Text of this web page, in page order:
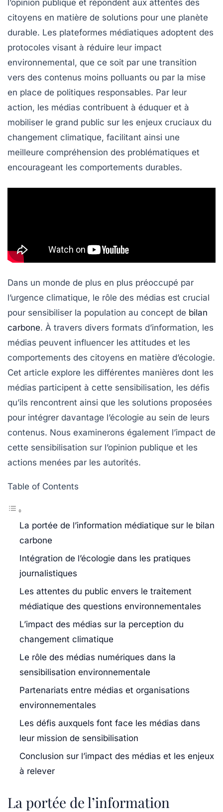
l’opinion publique et répondent aux attentes des
citoyens en matière de solutions pour une planète
durable. Les plateformes médiatiques adoptent des
protocoles visant à réduire leur impact
environnemental, que ce soit par une transition
vers des contenus moins polluants ou par la mise
en place de politiques responsables. Par leur
action, les médias contribuent à éduquer et à
mobiliser le grand public sur les enjeux cruciaux du
changement climatique, facilitant ainsi une
meilleure compréhension des problématiques et
encourageant les comportements durables.
Dans un monde de plus en plus préoccupé par
l’urgence climatique, le rôle des médias est crucial
pour sensibiliser la population au concept de bilan
carbone. À travers divers formats d’information, les
médias peuvent influencer les attitudes et les
comportements des citoyens en matière d’écologie.
Cet article explore les différentes manières dont les
médias participent à cette sensibilisation, les défis
qu’ils rencontrent ainsi que les solutions proposées
pour intégrer davantage l’écologie au sein de leurs
contenus. Nous examinerons également l’impact de
cette sensibilisation sur l’opinion publique et les
actions menées par les autorités.
Table of Contents
La portée de l’information médiatique sur le bilan
carbone
Intégration de l’écologie dans les pratiques
journalistiques
Les attentes du public envers le traitement
médiatique des questions environnementales
L’impact des médias sur la perception du
changement climatique
Le rôle des médias numériques dans la
sensibilisation environnementale
Partenariats entre médias et organisations
environnementales
Les défis auxquels font face les médias dans
leur mission de sensibilisation
Conclusion sur l’impact des médias et les enjeux
à relever
La portée de l’information